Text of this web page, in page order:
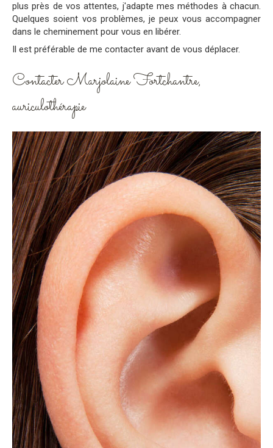
plus près de vos attentes, j'adapte mes méthodes à chacun.
Quelques soient vos problèmes, je peux vous accompagner
dans le cheminement pour vous en libérer.
Il est préférable de me contacter avant de vous déplacer.
Contacter Marjolaine Fortchantre,
auriculothérapie